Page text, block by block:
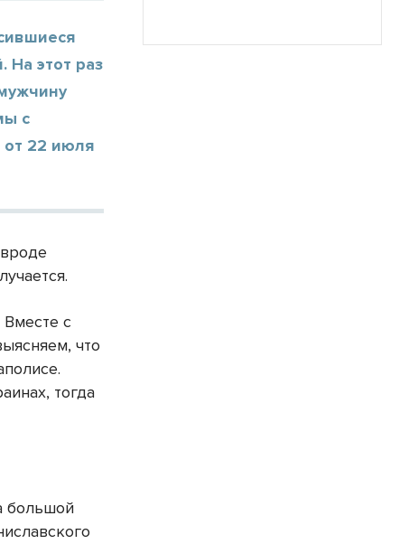
На этот раз
с
от 22 июля
с
что
тогда
большой